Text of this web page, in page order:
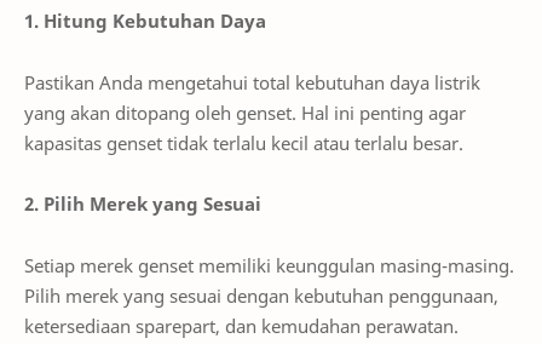
1. Hitung Kebutuhan Daya
Pastikan Anda mengetahui total kebutuhan daya listrik
yang akan ditopang oleh genset. Hal ini penting agar
kapasitas genset tidak terlalu kecil atau terlalu besar.
2. Pilih Merek yang Sesuai
Setiap merek genset memiliki keunggulan masing-masing.
Pilih merek yang sesuai dengan kebutuhan penggunaan,
ketersediaan sparepart, dan kemudahan perawatan.